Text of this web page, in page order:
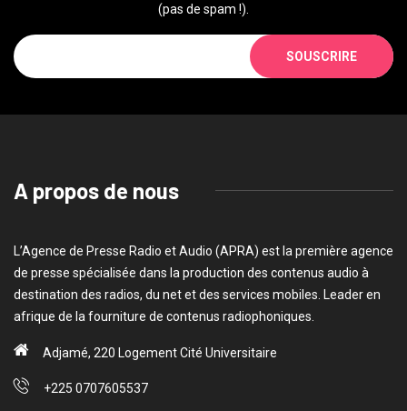
(pas de spam !).
SOUSCRIRE
A propos de nous
L’Agence de Presse Radio et Audio (APRA) est la première agence
de presse spécialisée dans la production des contenus audio à
destination des radios, du net et des services mobiles. Leader en
afrique de la fourniture de contenus radiophoniques.
Adjamé, 220 Logement Cité Universitaire
+225 0707605537